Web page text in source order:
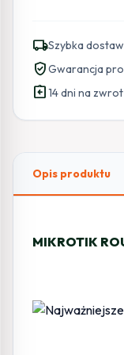
local_shippingSzybka
verified_userGwarancja
assignment_return14 dni na
Opis produktu
MIKROTIK